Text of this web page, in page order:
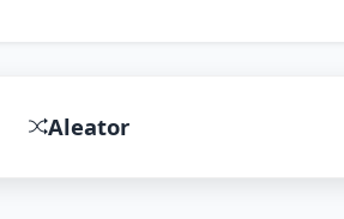
Aleator